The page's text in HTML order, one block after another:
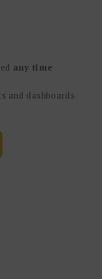
any time
and dashboards